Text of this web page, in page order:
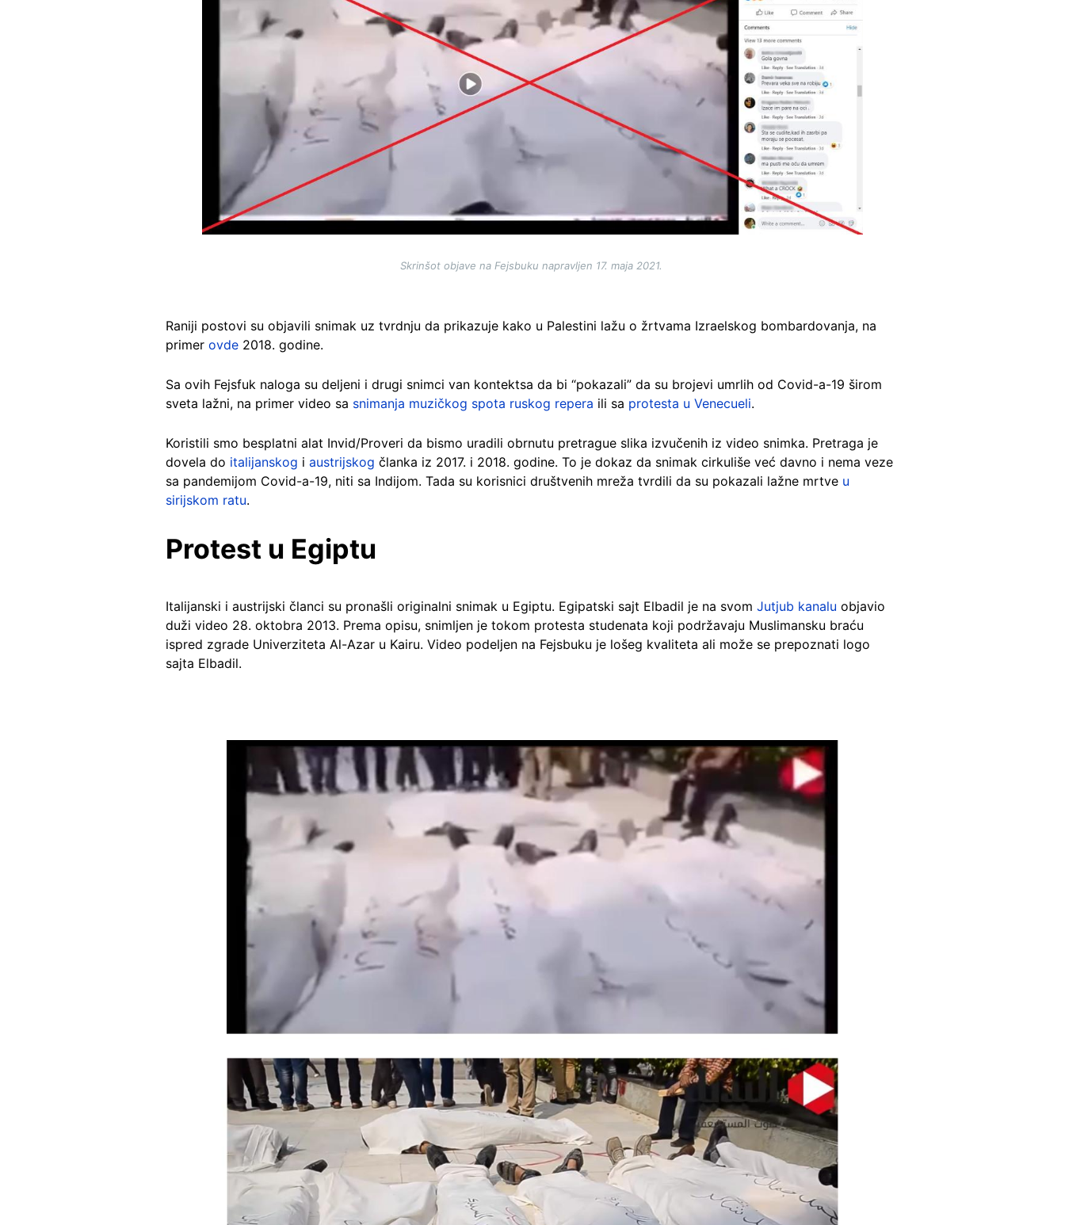
Skrinšot objave na Fejsbuku napravljen 17. maja 2021.
Raniji postovi su objavili snimak uz tvrdnju da prikazuje kako u Palestini lažu o žrtvama Izraelskog bombardovanja, na
primer ovde 2018. godine.
Sa ovih Fejsfuk naloga su deljeni i drugi snimci van kontektsa da bi “pokazali” da su brojevi umrlih od Covid-a-19 širom
sveta lažni, na primer video sa snimanja muzičkog spota ruskog repera ili sa protesta u Venecueli.
Koristili smo besplatni alat Invid/Proveri da bismo uradili obrnutu pretrague slika izvučenih iz video snimka. Pretraga je
dovela do italijanskog i austrijskog članka iz 2017. i 2018. godine. To je dokaz da snimak cirkuliše već davno i nema veze
sa pandemijom Covid-a-19, niti sa Indijom. Tada su korisnici društvenih mreža tvrdili da su pokazali lažne mrtve u
sirijskom ratu.
Protest u Egiptu
Italijanski i austrijski članci su pronašli originalni snimak u Egiptu. Egipatski sajt Elbadil je na svom Jutjub kanalu objavio
duži video 28. oktobra 2013. Prema opisu, snimljen je tokom protesta studenata koji podržavaju Muslimansku braću
ispred zgrade Univerziteta Al-Azar u Kairu. Video podeljen na Fejsbuku je lošeg kvaliteta ali može se prepoznati logo
sajta Elbadil.